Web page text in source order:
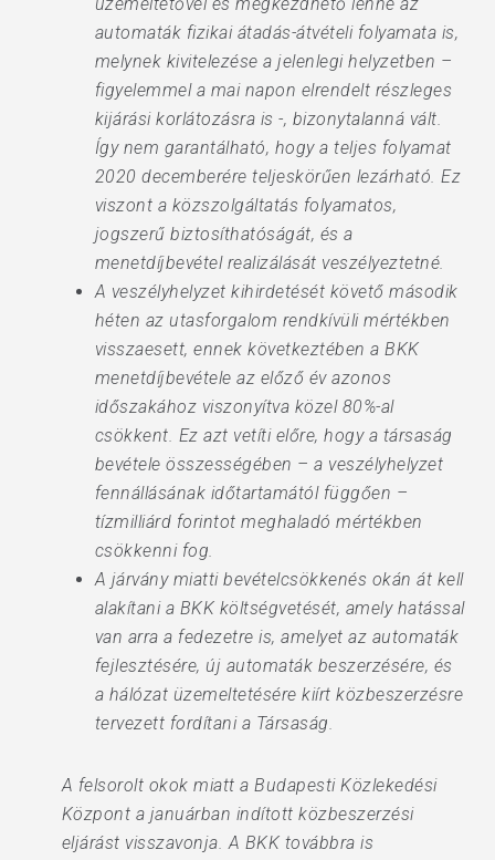
automaták fizikai átadás-átvételi folyamata is,
melynek kivitelezése a jelenlegi helyzetben –
figyelemmel a mai napon elrendelt részleges
kijárási korlátozásra is -, bizonytalanná vált.
Így nem garantálható, hogy a teljes folyamat
2020 decemberére teljeskörűen lezárható. Ez
viszont a közszolgáltatás folyamatos,
jogszerű biztosíthatóságát, és a
menetdíjbevétel realizálását veszélyeztetné.
A veszélyhelyzet kihirdetését követő második
héten az utasforgalom rendkívüli mértékben
visszaesett, ennek következtében a BKK
menetdíjbevétele az előző év azonos
időszakához viszonyítva közel 80%-al
csökkent. Ez azt vetíti előre, hogy a társaság
bevétele összességében – a veszélyhelyzet
fennállásának időtartamától függően –
tízmilliárd forintot meghaladó mértékben
csökkenni fog.
A járvány miatti bevételcsökkenés okán át kell
alakítani a BKK költségvetését, amely hatással
van arra a fedezetre is, amelyet az automaták
fejlesztésére, új automaták beszerzésére, és
a hálózat üzemeltetésére kiírt közbeszerzésre
tervezett fordítani a Társaság.
A felsorolt okok miatt a Budapesti Közlekedési
Központ a januárban indított közbeszerzési
eljárást visszavonja. A BKK továbbra is